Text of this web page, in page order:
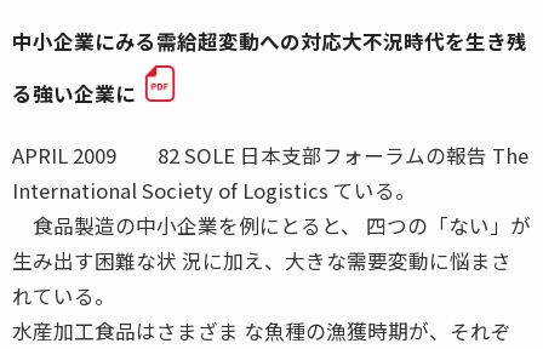
中小企業にみる需給超変動への対応大不況時代を生き残
る強い企業に
APRIL 2009 82 SOLE 日本支部フォーラムの報告 The
International Society of Logistics ている。
食品製造の中小企業を例にとると、 四つの「ない」が
生み出す困難な状 況に加え、大きな需要変動に悩まさ
れている。
水産加工食品はさまざま な魚種の漁獲時期が、それぞ